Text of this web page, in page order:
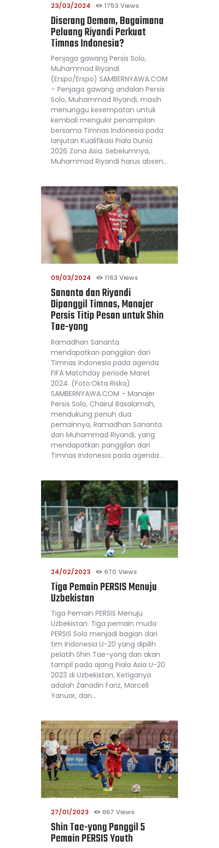
23/03/2024 1753 Views
Diserang Demam, Bagaimana
Peluang Riyandi Perkuat
Timnas Indonesia?
Penjaga gawang Persis Solo,
Muhammad Riyandi.
(Erspo/Erspo) SAMBERNYAWA.COM
– Penjaga gawang andalan Persis
Solo, Muhammad Riyandi, masih
menunggu kesempatan untuk
kembali mengukir penampilan
bersama Timnas Indonesia pada
lanjutan Kualifikasi Piala Dunia
2026 Zona Asia. Sebelumnya,
Muhammad Riyandi harus absen…
09/03/2024 1163 Views
Sananta dan Riyandi
Dipanggil Timnas, Manajer
Persis Titip Pesan untuk Shin
Tae-yong
Ramadhan Sananta
mendapatkan panggilan dari
Timnas Indonesia pada agenda
FIFA Matchday periode Maret
2024. (Foto:Okta Riska)
SAMBERNYAWA.COM – Manajer
Persis Solo, Chairul Basalamah,
mendukung penuh dua
pemainnya, Ramadhan Sananta
dan Muhammad Riyandi, yang
mendapatkan panggilan dari
Timnas Indonesia pada agenda…
24/02/2023 670 Views
Tiga Pemain PERSIS Menuju
Uzbekistan
Tiga Pemain PERSIS Menuju
Uzbekistan. Tiga pemain muda
PERSIS Solo menjadi bagian dari
tim Indonesia U-20 yang dipilih
pelatih Shin Tae-yong dan akan
tampil pada ajang Piala Asia U-20
2023 di Uzbekistan. Ketiganya
adalah Zanadin Fariz, Marcell
Yanuar, dan…
27/01/2023 667 Views
Shin Tae-yong Panggil 5
Pemain PERSIS Youth